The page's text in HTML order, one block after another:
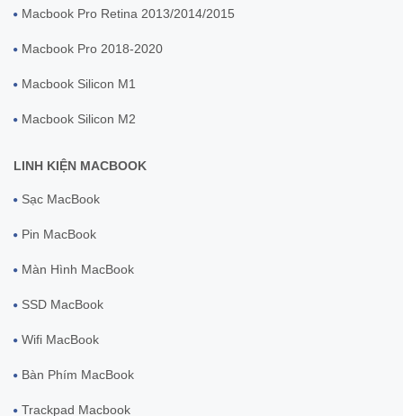
Macbook Pro Retina 2013/2014/2015
Macbook Pro 2018-2020
Macbook Silicon M1
Macbook Silicon M2
LINH KIỆN MACBOOK
Sạc MacBook
Pin MacBook
Màn Hình MacBook
SSD MacBook
Wifi MacBook
Bàn Phím MacBook
Trackpad Macbook